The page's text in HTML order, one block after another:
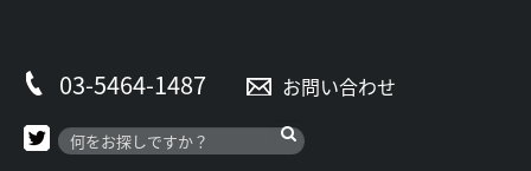
03-5464-1487 お問い合わせ